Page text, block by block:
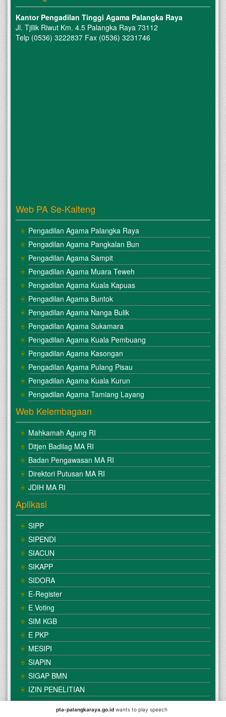
Kantor Pengadilan Tinggi Agama Palangka Raya
Jl. Tjilik Riwut Km. 4.5 Palangka Raya 73112
Telp (0536) 3222837 Fax (0536) 3231746
Web PA Se-Kalteng
Pengadilan Agama Palangka Raya
Pengadilan Agama Pangkalan Bun
Pengadilan Agama Sampit
Pengadilan Agama Muara Teweh
Pengadilan Agama Kuala Kapuas
Pengadilan Agama Buntok
Pengadilan Agama Nanga Bulik
Pengadilan Agama Sukamara
Pengadilan Agama Kuala Pembuang
Pengadilan Agama Kasongan
Pengadilan Agama Pulang Pisau
Pengadilan Agama Kuala Kurun
Pengadilan Agama Tamiang Layang
Web Kelembagaan
Mahkamah Agung RI
Ditjen Badilag MA RI
Badan Pengawasan MA RI
Direktori Putusan MA RI
JDIH MA RI
Aplikasi
SIPP
SIPENDI
SIACUN
SIKAPP
SIDORA
E-Register
E Voting
SIM KGB
E PKP
MESIPI
SIAPIN
SIGAP BMN
IZIN PENELITIAN
pta-palangkaraya.go.id wants to play speech